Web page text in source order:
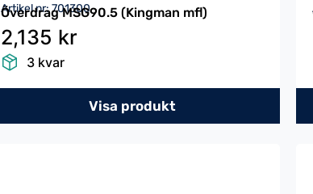
Artikel nr: 701300
Överdrag MSG90.5 (Kingman mfl)
2,135 kr
3 kvar
Visa produkt